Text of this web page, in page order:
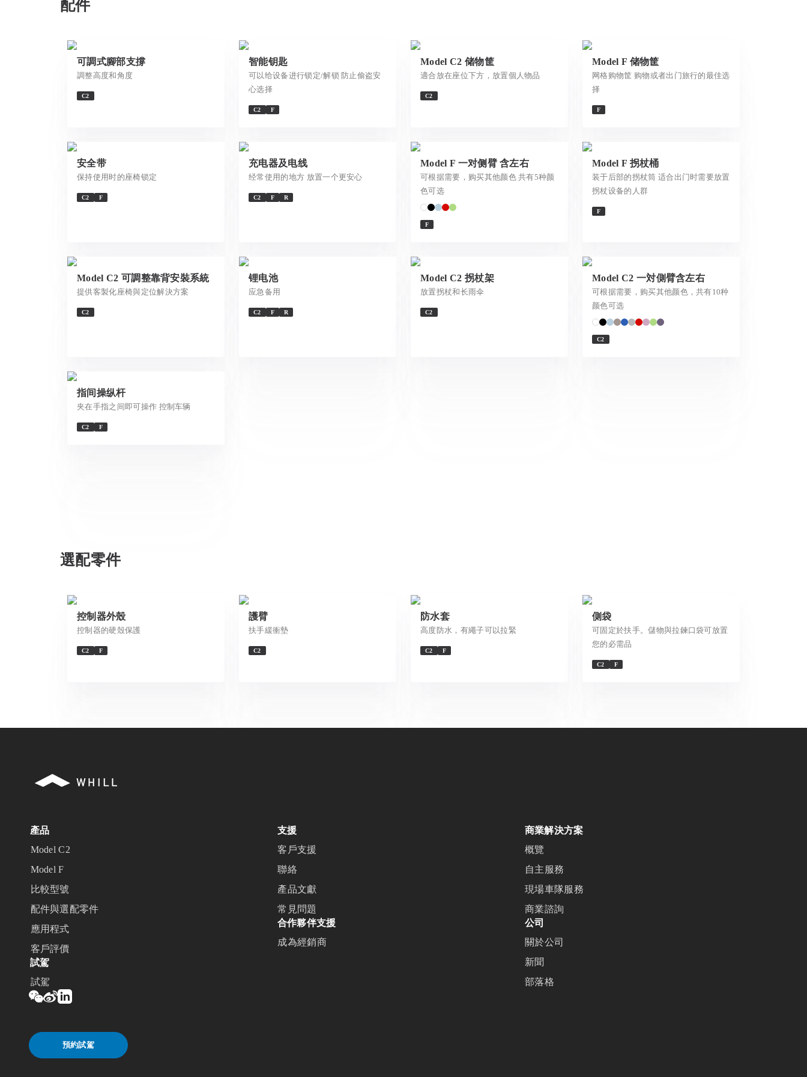
配件
可調式腳部支撐
調整高度和角度
C2
智能钥匙
可以给设备进行锁定/解锁 防止偷盗安
心选择
C2 F
Model C2 储物筐
適合放在座位下方，放置個人物品
C2
Model F 储物筐
网格购物筐 购物或者出门旅行的最佳选
择
F
安全带
保持使用时的座椅锁定
C2 F
充电器及电线
经常使用的地方 放置一个更安心
C2 F R
Model F 一对侧臂 含左右
可根据需要，购买其他颜色 共有5种颜
色可选
F
Model F 拐杖桶
装于后部的拐杖筒 适合出门时需要放置
拐杖设备的人群
F
Model C2 可調整靠背安裝系統
提供客製化座椅與定位解決方案
C2
锂电池
应急备用
C2 F R
Model C2 拐杖架
放置拐杖和长雨伞
C2
Model C2 一対側臂含左右
可根据需要，购买其他颜色，共有10种
颜色可选
C2
指间操纵杆
夹在手指之间即可操作 控制车辆
C2 F
選配零件
控制器外殼
控制器的硬殼保護
C2 F
護臂
扶手緩衝墊
C2
防水套
高度防水，有繩子可以拉緊
C2 F
側袋
可固定於扶手。儲物與拉鍊口袋可放置
您的必需品
C2 F
產品
Model C2
Model F
比較型號
配件與選配零件
應用程式
客戶評價
試駕
試駕
支援
客戶支援
聯絡
產品文獻
常見問題
合作夥伴支援
成為經銷商
商業解決方案
概覽
自主服務
現場車隊服務
商業諮詢
公司
關於公司
新聞
部落格
預約試駕